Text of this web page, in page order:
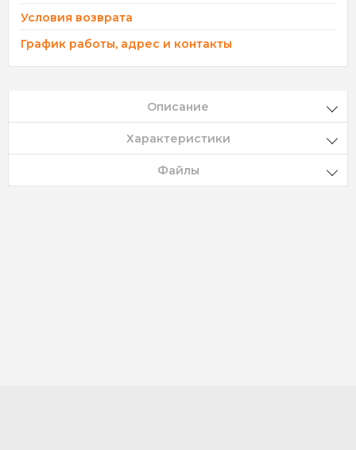
Условия возврата
График работы, адрес и контакты
Описание
Характеристики
Файлы